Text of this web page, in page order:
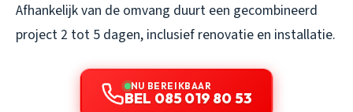
Afhankelijk van de omvang duurt een gecombineerd
project 2 tot 5 dagen, inclusief renovatie en installatie.
NU BEREIKBAAR
BEL 085 019 80 53